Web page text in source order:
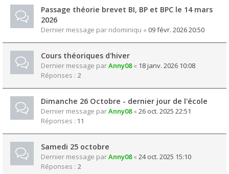
Passage théorie brevet BI, BP et BPC le 14 mars
2026
Dernier message par ndominiqu « 09 févr. 2026 20:50
Cours théoriques d'hiver
Dernier message parAnny08« 18 janv. 2026 10:08
Réponses : 2
Dimanche 26 Octobre - dernier jour de l'école
Dernier message parAnny08« 26 oct. 2025 22:51
Réponses : 11
Samedi 25 octobre
Dernier message parAnny08« 24 oct. 2025 15:10
Réponses : 2